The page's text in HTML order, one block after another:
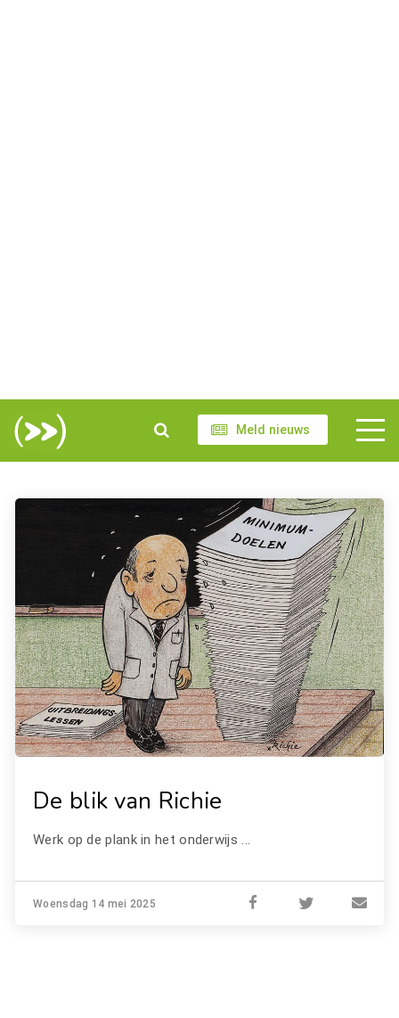
Meld nieuws
De blik van Richie
Werk op de plank in het onderwijs ...
Woensdag 14 mei 2025